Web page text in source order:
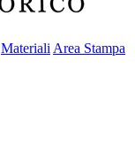
Materiali Area Stampa